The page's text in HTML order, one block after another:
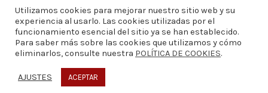
Copyright © 2026Visión 20/20 Noticias
Visión 20/20 Noticias - Edición 1.095
Contáctenos
Quiénes somos
Política de privacidad
Utilizamos cookies para mejorar nuestro sitio web y su
experiencia al usarlo. Las cookies utilizadas por el
funcionamiento esencial del sitio ya se han establecido.
Para saber más sobre las cookies que utilizamos y cómo
eliminarlos, consulte nuestra POLÍTICA DE COOKIES.
AJUSTES ACEPTAR